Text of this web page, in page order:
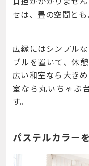
せは、畳の空間とも
広縁にはシンプル
ブルを置いて、休
広い和室なら大き
室なら丸いちゃぶ
す。
パステルカラー